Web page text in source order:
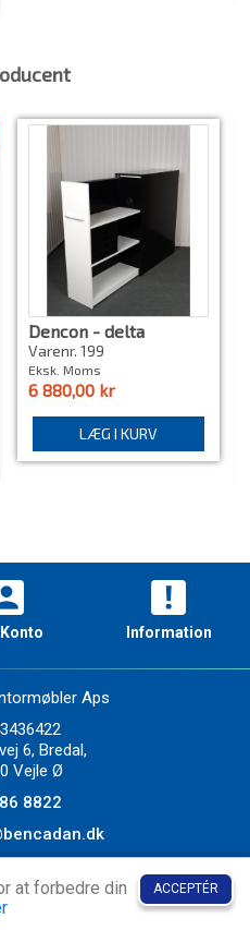
Dencon - delta
udtræksskab,
bestillingsvare
Varenr. 199
Eksk. Moms
6 880,00 kr
LÆG I KURV
Information
Aps
6, Bredal,
Vejle Ø
8822
ACCEPTÉR
at forbedre din